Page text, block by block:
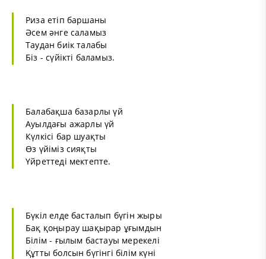
Риза етіп баршаны
Әсем әнге саламыз
Таудан биік талабы
Біз - сүйікті баламыз.
Балабақша базарлы үй
Ауылдағы ажарлы үй
Күлкісі бар шуақты
Өз үйіміз сияқты
Үйреттеді мектепте.
Бүкіл елде басталып бүгін жыры
Бақ қоңырау шақырар ұғымдын
Білім - ғылым бастауы мерекелі
Құтты болсын бүгінгі білім күні